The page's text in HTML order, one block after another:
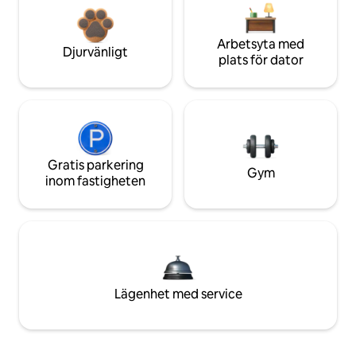
Djurvänligt
Arbetsyta med
plats för dator
Gratis parkering
inom fastigheten
Gym
Lägenhet med service